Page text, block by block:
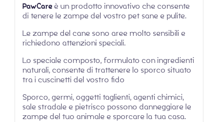
PawCareè un prodotto innovativo che consente
di tenere le zampe del vostro pet sane e pulite.
Le zampe del cane sono aree molto sensibili e
richiedono attenzioni speciali.
Lo speciale composto, formulato con ingredienti
naturali, consente di trattenere lo sporco situato
tra i cuscinetti del vostro fido
Sporco, germi, oggetti taglienti, agenti chimici,
sale stradale e pietrisco possono danneggiare le
zampe del tuo animale e sporcare la tua casa.